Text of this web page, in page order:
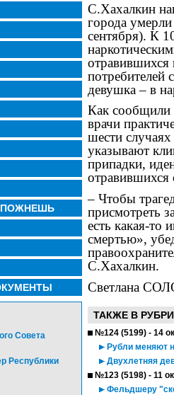
ПОЖНЕШЬ
Совета
Республики
С.Хахалкин
города
сентября). К
отравившихся
потребителей
девушка – в
Как сообщили
врачи
шести
указывают
припадки,
отравившихся
– Чтобы
присмотреть
есть какая-то
смертью»,
С.Хахалкин.
Светлана
ТАКЖЕ В
№124 (5199) - 14
Рубли меняют
Двухлетняя
№123 (5198) - 11
Фельдшеру